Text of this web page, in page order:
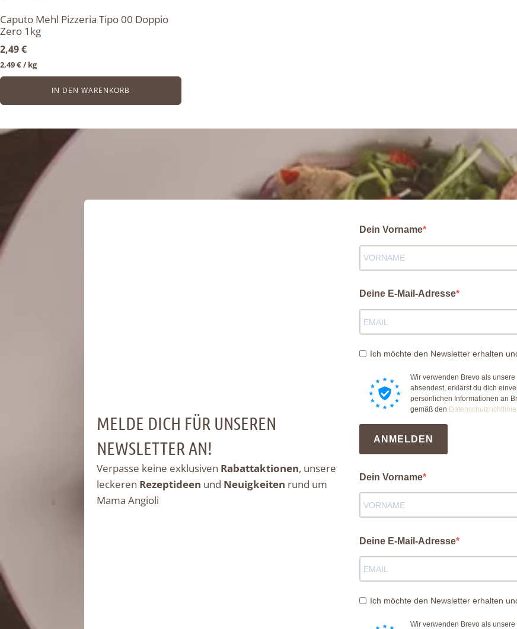
Caputo Mehl Pizzeria Tipo 00 Doppio
Zero 1kg
2,49€
2,49€ / kg
IN DEN WARENKORB
MELDE DICH FÜR UNSEREN
NEWSLETTER AN!
Verpasse keine exklusiven Rabattaktionen, unsere
leckeren Rezeptideen und Neuigkeiten rund um
Mama Angioli
Dein Vorname
Deine E-Mail-Adresse
Ich möchte den Newsletter erhalten
Wir verwenden Brevo als
absendest, erklärst du dich
persönlichen Informationen an
gemäß den
ANMELDEN
Dein Vorname
Deine E-Mail-Adresse
Ich möchte den Newsletter erhalten
Wir verwenden Brevo als